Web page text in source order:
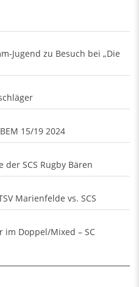
Jugend zu Besuch bei „Die
15/19 2024
SCS Rugby Bären
Marienfelde vs. SCS
Doppel/Mixed – SC